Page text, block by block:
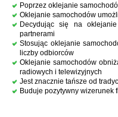
Poprzez oklejanie
Oklejanie samochodów
Decydując się na
partnerami
Stosując oklejanie
liczby odbiorców
Oklejanie samochodów
radiowych i telewizyjnych
Jest znacznie tańsze od
Buduje pozytywny wizerunek